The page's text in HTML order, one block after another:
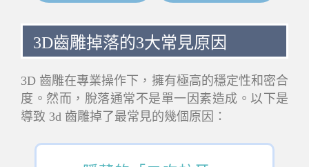
3D齒雕掉落的3大常見原因
3D 齒雕在專業操作下，擁有極高的穩定性和密合
度。然而，脫落通常不是單一因素造成。以下是
導致 3d 齒雕掉了最常見的幾個原因：